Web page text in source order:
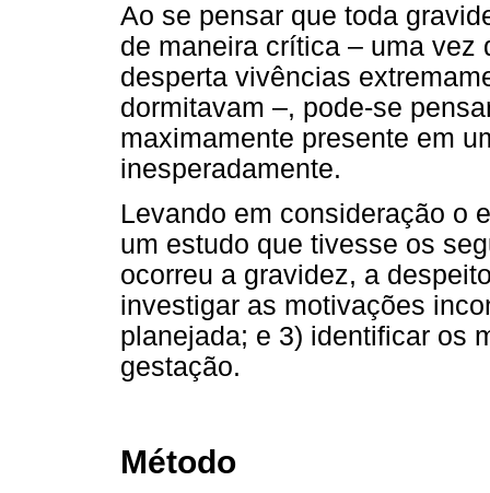
Ao se pensar que toda
de maneira crítica – uma vez
desperta vivências
dormitavam –, pode-se
maximamente presente em
inesperadamente.
Levando em consideração o
um estudo que tivesse os
ocorreu a gravidez, a
investigar as motivações
planejada; e 3) identificar os
gestação.
Método